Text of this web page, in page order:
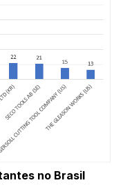
no Brasil